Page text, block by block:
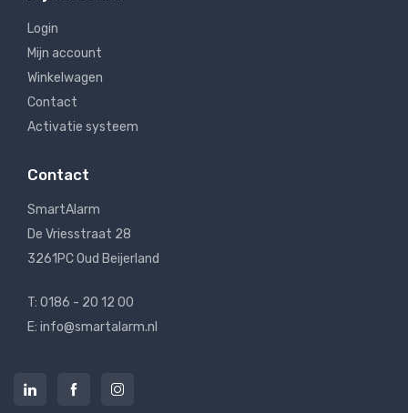
Login
Mijn account
Winkelwagen
Contact
Activatie systeem
Contact
SmartAlarm
De Vriesstraat 28
3261PC Oud Beijerland
T: 0186 - 20 12 00
E: info@smartalarm.nl